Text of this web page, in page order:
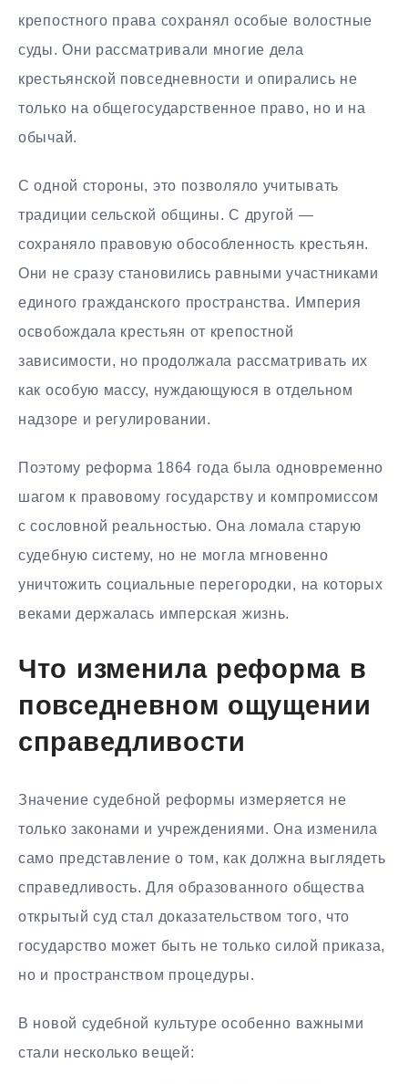
крепостного права сохранял особые волостные
суды. Они рассматривали многие дела
крестьянской повседневности и опирались не
только на общегосударственное право, но и на
обычай.
С одной стороны, это позволяло учитывать
традиции сельской общины. С другой —
сохраняло правовую обособленность крестьян.
Они не сразу становились равными участниками
единого гражданского пространства. Империя
освобождала крестьян от крепостной
зависимости, но продолжала рассматривать их
как особую массу, нуждающуюся в отдельном
надзоре и регулировании.
Поэтому реформа 1864 года была одновременно
шагом к правовому государству и компромиссом
с сословной реальностью. Она ломала старую
судебную систему, но не могла мгновенно
уничтожить социальные перегородки, на которых
веками держалась имперская жизнь.
Что изменила реформа в
повседневном ощущении
справедливости
Значение судебной реформы измеряется не
только законами и учреждениями. Она изменила
само представление о том, как должна выглядеть
справедливость. Для образованного общества
открытый суд стал доказательством того, что
государство может быть не только силой приказа,
но и пространством процедуры.
В новой судебной культуре особенно важными
стали несколько вещей: